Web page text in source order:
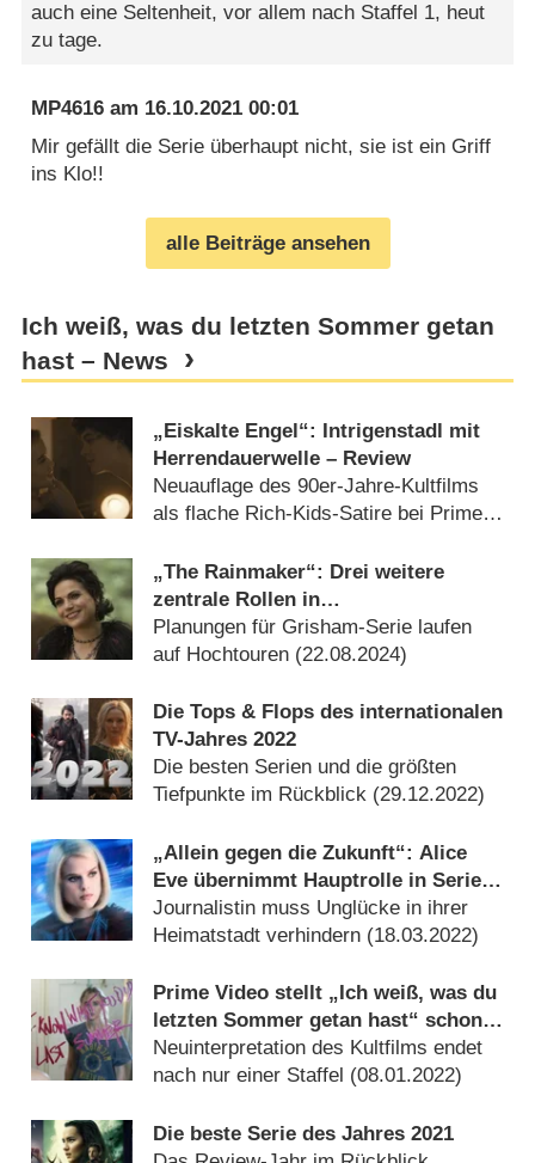
auch eine Seltenheit, vor allem nach Staffel 1, heut
zu tage.
MP4616 am 16.10.2021 00:01
Mir gefällt die Serie überhaupt nicht, sie ist ein Griff
ins Klo!!
alle Beiträge ansehen
Ich weiß, was du letzten Sommer getan
hast – News
„Eiskalte Engel“: Intrigenstadl mit
Herrendauerwelle – Review
Neuauflage des 90er-Jahre-Kultfilms
als flache Rich-Kids-Satire bei Prime
„The Rainmaker“: Drei weitere
zentrale Rollen in
Bestselleradaption besetzt
Planungen für Grisham-Serie laufen
auf Hochtouren (22.08.2024)
Die Tops & Flops des internationalen
TV-Jahres 2022
Die besten Serien und die größten
Tiefpunkte im Rückblick (29.12.2022)
„Allein gegen die Zukunft“: Alice
Eve übernimmt Hauptrolle in Serien-
Reboot
Journalistin muss Unglücke in ihrer
Heimatstadt verhindern (18.03.2022)
Prime Video stellt „Ich weiß, was du
letzten Sommer getan hast“ schon
wieder ein
Neuinterpretation des Kultfilms endet
nach nur einer Staffel (08.01.2022)
Die beste Serie des Jahres 2021